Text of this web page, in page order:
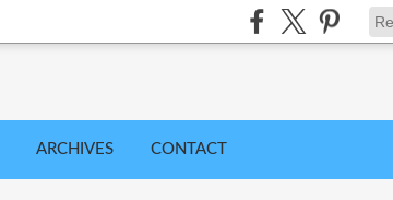
ARCHIVES CONTACT